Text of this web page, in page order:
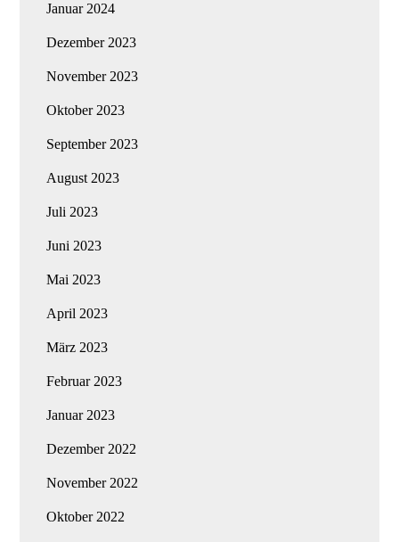
Januar 2024
Dezember 2023
November 2023
Oktober 2023
September 2023
August 2023
Juli 2023
Juni 2023
Mai 2023
April 2023
März 2023
Februar 2023
Januar 2023
Dezember 2022
November 2022
Oktober 2022